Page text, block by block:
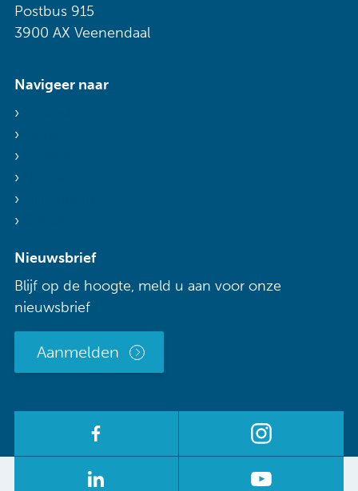
Postbus 915
3900 AX Veenendaal
Navigeer naar
Nieuwsbrief
Blijf op de hoogte, meld u aan voor onze
nieuwsbrief
Aanmelden